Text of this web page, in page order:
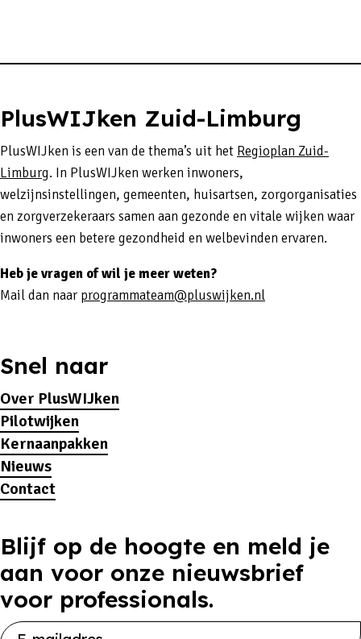
PlusWIJken Zuid-Limburg
PlusWIJken is een van de thema’s uit het Regioplan Zuid-
Limburg. In PlusWIJken werken inwoners,
welzijnsinstellingen, gemeenten, huisartsen, zorgorganisaties
en zorgverzekeraars samen aan gezonde en vitale wijken waar
inwoners een betere gezondheid en welbevinden ervaren.
Heb je vragen of wil je meer weten?
Mail dan naar programmateam@pluswijken.nl
Snel naar
Over PlusWIJken
Pilotwijken
Kernaanpakken
Nieuws
Contact
Blijf op de hoogte en meld je
aan voor onze nieuwsbrief
voor professionals.